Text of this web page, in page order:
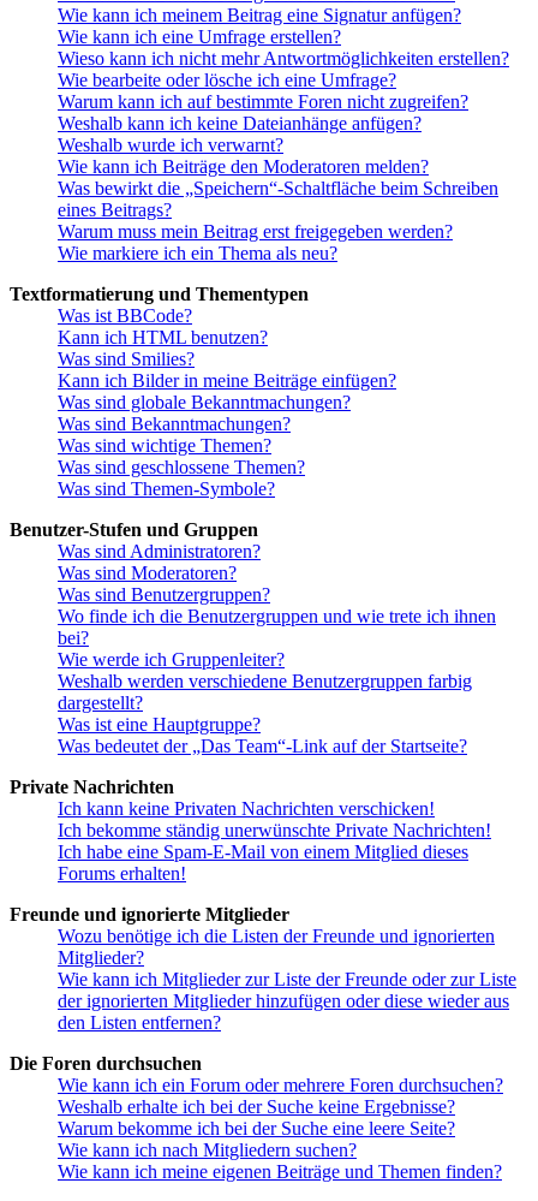
Wie kann ich meinem Beitrag eine Signatur anfügen?
Wie kann ich eine Umfrage erstellen?
Wieso kann ich nicht mehr Antwortmöglichkeiten erstellen?
Wie bearbeite oder lösche ich eine Umfrage?
Warum kann ich auf bestimmte Foren nicht zugreifen?
Weshalb kann ich keine Dateianhänge anfügen?
Weshalb wurde ich verwarnt?
Wie kann ich Beiträge den Moderatoren melden?
Was bewirkt die „Speichern“-Schaltfläche beim Schreiben
eines Beitrags?
Warum muss mein Beitrag erst freigegeben werden?
Wie markiere ich ein Thema als neu?
Textformatierung und Thementypen
Was ist BBCode?
Kann ich HTML benutzen?
Was sind Smilies?
Kann ich Bilder in meine Beiträge einfügen?
Was sind globale Bekanntmachungen?
Was sind Bekanntmachungen?
Was sind wichtige Themen?
Was sind geschlossene Themen?
Was sind Themen-Symbole?
Benutzer-Stufen und Gruppen
Was sind Administratoren?
Was sind Moderatoren?
Was sind Benutzergruppen?
Wo finde ich die Benutzergruppen und wie trete ich ihnen
bei?
Wie werde ich Gruppenleiter?
Weshalb werden verschiedene Benutzergruppen farbig
dargestellt?
Was ist eine Hauptgruppe?
Was bedeutet der „Das Team“-Link auf der Startseite?
Private Nachrichten
Ich kann keine Privaten Nachrichten verschicken!
Ich bekomme ständig unerwünschte Private Nachrichten!
Ich habe eine Spam-E-Mail von einem Mitglied dieses
Forums erhalten!
Freunde und ignorierte Mitglieder
Wozu benötige ich die Listen der Freunde und ignorierten
Mitglieder?
Wie kann ich Mitglieder zur Liste der Freunde oder zur Liste
der ignorierten Mitglieder hinzufügen oder diese wieder aus
den Listen entfernen?
Die Foren durchsuchen
Wie kann ich ein Forum oder mehrere Foren durchsuchen?
Weshalb erhalte ich bei der Suche keine Ergebnisse?
Warum bekomme ich bei der Suche eine leere Seite?
Wie kann ich nach Mitgliedern suchen?
Wie kann ich meine eigenen Beiträge und Themen finden?